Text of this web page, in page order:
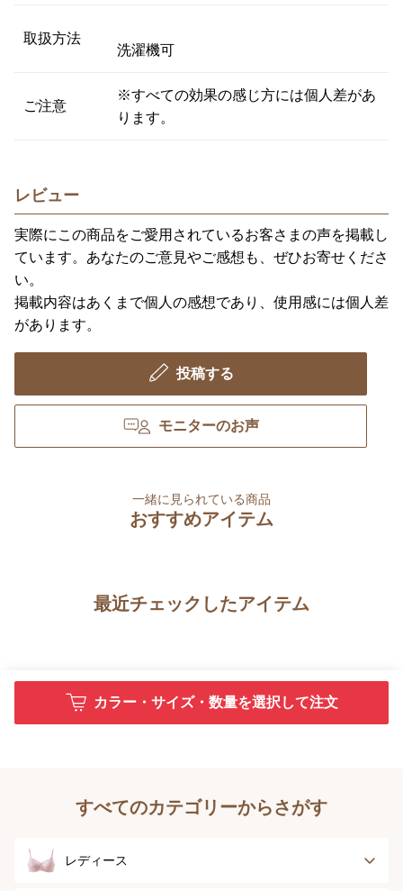
取扱方法
洗濯機可
ご注意
※すべての効果の感じ方には個人差があ
ります。
レビュー
実際にこの商品をご愛用されているお客さまの声を掲載し
ています。あなたのご意見やご感想も、ぜひお寄せくださ
い。
掲載内容はあくまで個人の感想であり、使用感には個人差
があります。
投稿する
モニターのお声
一緒に見られている商品
おすすめアイテム
最近チェックしたアイテム
カラー・サイズ・数量を選択して注文
すべてのカテゴリーからさがす
レディース